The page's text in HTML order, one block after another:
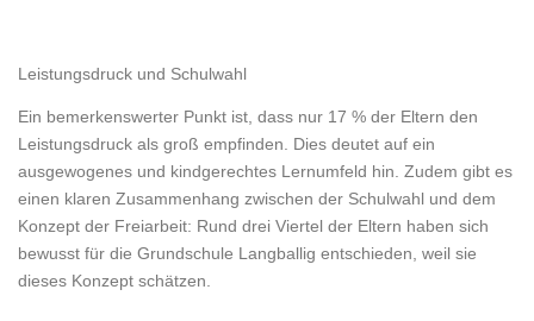
Leistungsdruck und Schulwahl
Ein bemerkenswerter Punkt ist, dass nur 17 % der Eltern den
Leistungsdruck als groß empfinden. Dies deutet auf ein
ausgewogenes und kindgerechtes Lernumfeld hin. Zudem gibt es
einen klaren Zusammenhang zwischen der Schulwahl und dem
Konzept der Freiarbeit: Rund drei Viertel der Eltern haben sich
bewusst für die Grundschule Langballig entschieden, weil sie
dieses Konzept schätzen.